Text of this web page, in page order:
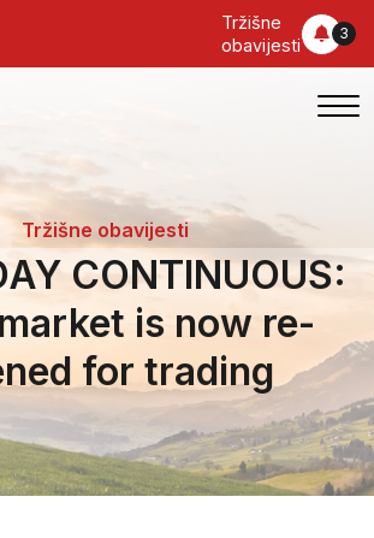
3
Tržišne
obavijesti
Tržišne obavijesti
CONTINUOUS:
is now re-
for trading